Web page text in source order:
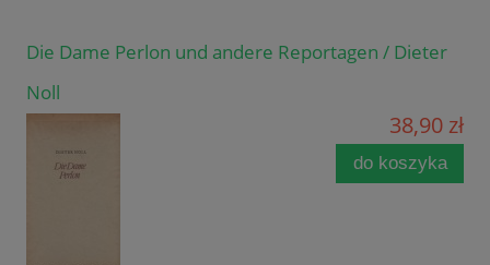
Die Dame Perlon und andere Reportagen / Dieter
Noll
38,90 zł
do koszyka